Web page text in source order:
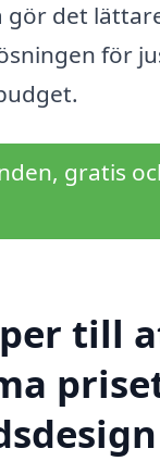
gör det
för
gratis
till